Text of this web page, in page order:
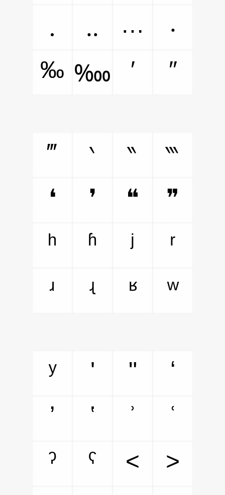
․
‥ …
‧
‰ ‱ ′ ″
‴ ‵ ‶
‷
❛
❜ ❝
❞
ʰ
ʱ ʲ
ʳ
ʴ
ʵ ʶ ʷ
ʸ ʹ ʺ
ʻ
ʼ
ʽ ʾ
ʿ
ˀ
ˁ ˂
˃